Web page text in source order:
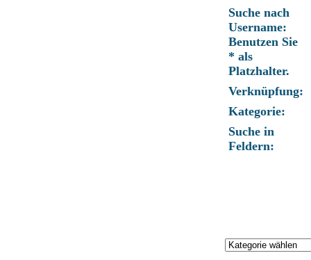
Suche nach
Username:
Benutzen Sie
* als
Platzhalter.
Verknüpfung:
Kategorie:
Suche in
Feldern: